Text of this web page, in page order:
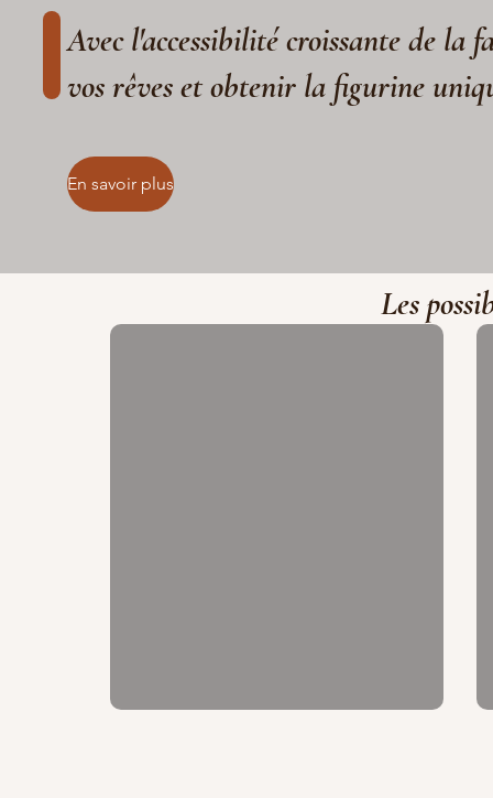
Avec l'accessibilité croissante de la
vos rêves et obtenir la figurine
En savoir plus
Les